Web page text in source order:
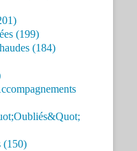
(199)
(184)
(150)